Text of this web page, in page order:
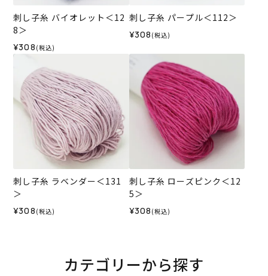
刺し子糸 バイオレット＜12
8＞
¥308 (税込)
刺し子糸 パープル＜112＞
¥308 (税込)
刺し子糸 ラベンダー＜131
＞
¥308 (税込)
刺し子糸 ローズピンク＜12
5＞
¥308 (税込)
カテゴリーから探す